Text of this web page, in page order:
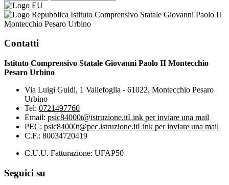
Istituto Comprensivo Statale Giovanni Paolo II
Montecchio Pesaro Urbino
Contatti
Istituto Comprensivo Statale Giovanni Paolo II Montecchio
Pesaro Urbino
Via Luigi Guidi, 1 Vallefoglia - 61022, Montecchio Pesaro
Urbino
Tel: 0721497760
Email: psic84000t@istruzione.itLink per inviare una mail
PEC: psic84000t@pec.istruzione.itLink per inviare una mail
C.F.: 80034720419
C.U.U. Fatturazione: UFAP50
Seguici su